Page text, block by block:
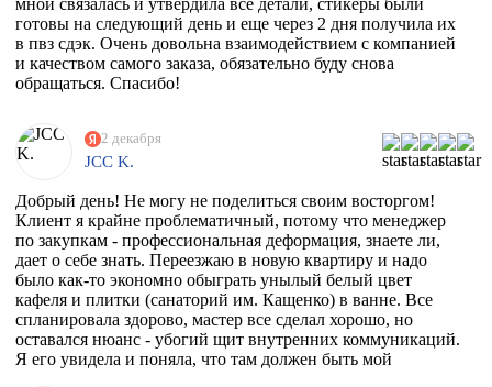
готовы на следующий день и еще через 2 дня получила их
в пвз сдэк. Очень довольна взаимодействием с компанией
и качеством самого заказа, обязательно буду снова
обращаться. Спасибо!
2 декабря
JCC K.
Добрый день! Не могу не поделиться своим восторгом!
Клиент я крайне проблематичный, потому что менеджер
по закупкам - профессиональная деформация, знаете ли,
дает о себе знать. Переезжаю в новую квартиру и надо
было как-то экономно обыграть унылый белый цвет
кафеля и плитки (санаторий им. Кащенко) в ванне. Все
спланировала здорово, мастер все сделал хорошо, но
оставался нюанс - убогий щит внутренних коммуникаций.
Я его увидела и поняла, что там должен быть мой